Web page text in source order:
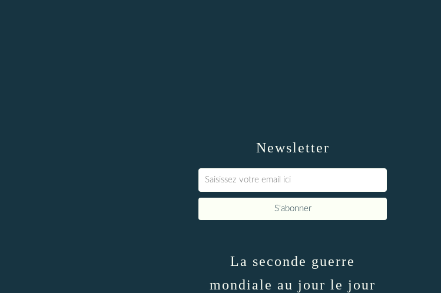
Newsletter
La seconde guerre
mondiale au jour le jour